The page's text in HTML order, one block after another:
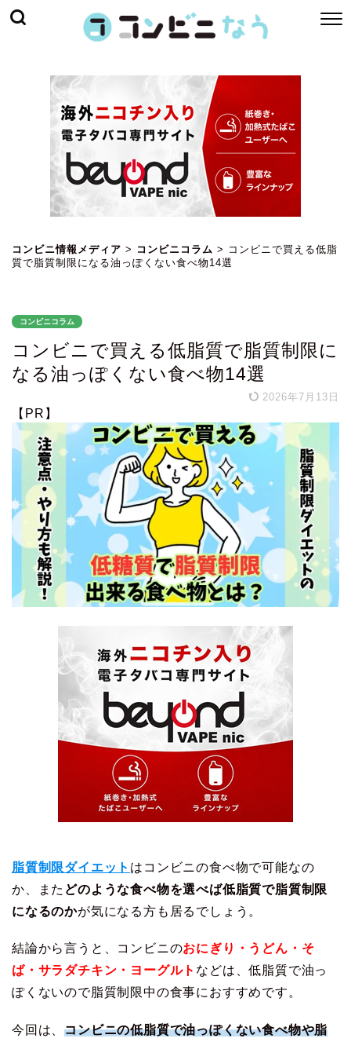
コンビニ情報メディア > コンビニコラム > コンビニで買える低脂
質で脂質制限になる油っぽくない食べ物14選
コンビニコラム
コンビニで買える低脂質で脂質制限に
なる油っぽくない食べ物14選
2026年7月13日
【PR】
脂質制限ダイエット はコンビニの食べ物で可能なの
か、また どのような食べ物を選べば低脂質で脂質制限
になるのかが気になる方も居るでしょう。
結論から言うと、コンビニのおにぎり・うどん・そ
ば・サラダチキン・ヨーグルト などは、低脂質で油っ
ぽくないので脂質制限中の食事におすすめです。
今回は、コンビニの低脂質で油っぽくない食べ物や脂